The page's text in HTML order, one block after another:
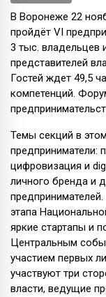
В Воронеже 22
пройдёт VI
3 тыс. владельцев
представителей
Гостей ждет 49,5
компетенций.
Темы секций в
предприниматели:
цифровизация и
личного бренда и
этапа
яркие стартапы и
Центральным
участием первых
участвуют три
власти, ведущие